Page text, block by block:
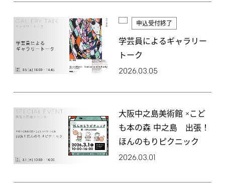
申込受付終了
学芸員によるギャラリー
トーク
2026.03.05
大阪中之島美術館 ×こど
も本の森 中之島 出張！
ほんのもりピクニック
2026.03.01